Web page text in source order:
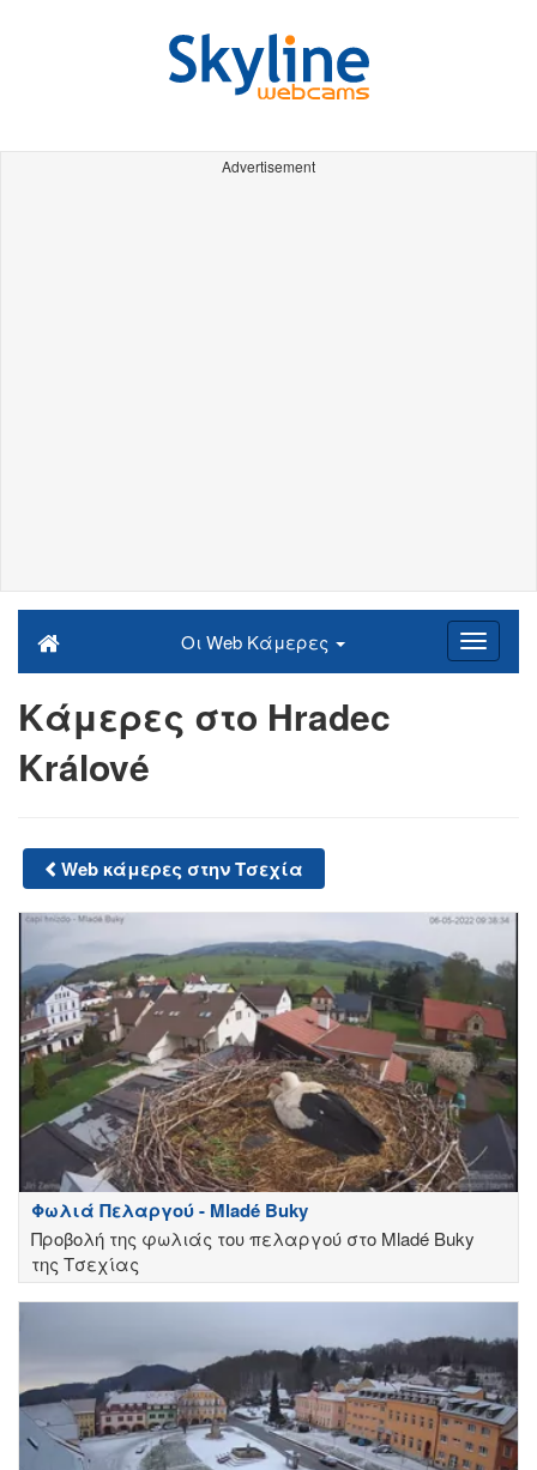
Advertisement
Οι Web Κάμερες
Κάμερες στο Hradec
Králové
Web κάμερες στην Τσεχία
Φωλιά Πελαργού - Mladé Buky
Προβολή της φωλιάς του πελαργού στο Mladé Buky
της Τσεχίας